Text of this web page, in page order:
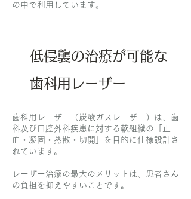
の中で利用しています。
低侵襲の治療が可能な
歯科用レーザー
歯科用レーザー（炭酸ガスレーザー）は、歯
科及び口腔外科疾患に対する軟組織の「止
血・凝固・蒸散・切開」を目的に仕様設計さ
れています。
レーザー治療の最大のメリットは、患者さん
の負担を抑えやすいことです。